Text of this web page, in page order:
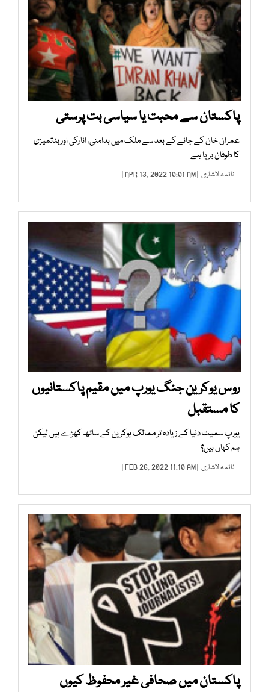
پاکستان سے محبت یا سیاسی بت پرستی
عمران خان کے جانے کے بعد سے ملک میں بدامنی، انارکی اور بدتمیزی
کا طوفان برپا ہے
نائمہ لاشاری | APR 13, 2022 10:01 AM |
روس یوکرین جنگ یورپ میں مقیم پاکستانیوں
کا مستقبل
یورپ سمیت دنیا کے زیادہ تر ممالک یوکرین کے ساتھ کھڑے ہیں لیکن
ہم کہاں ہیں؟
نائمہ لاشاری | FEB 26, 2022 11:10 AM |
پاکستان میں صحافی غیر محفوظ کیوں